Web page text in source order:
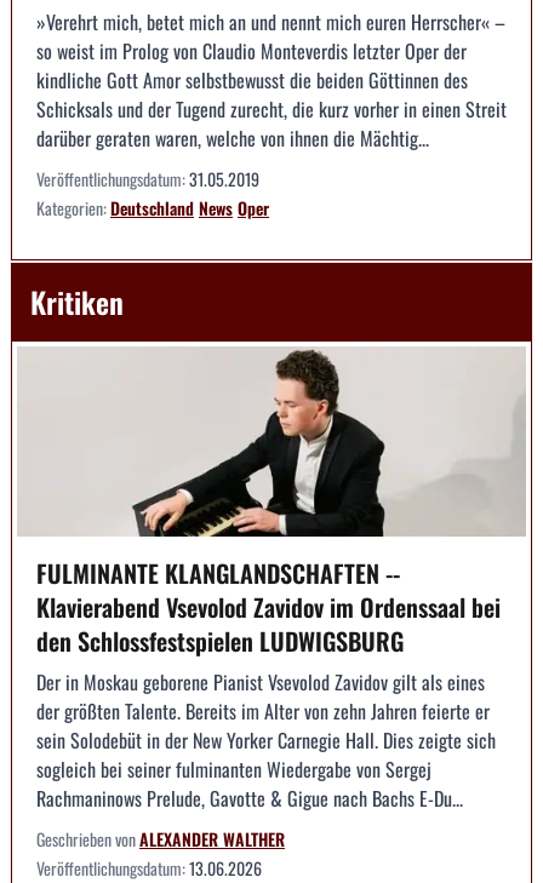
»Verehrt mich, betet mich an und nennt mich euren Herrscher« –
so weist im Prolog von Claudio Monteverdis letzter Oper der
kindliche Gott Amor selbstbewusst die beiden Göttinnen des
Schicksals und der Tugend zurecht, die kurz vorher in einen Streit
darüber geraten waren, welche von ihnen die Mächtig...
Veröffentlichungsdatum:31.05.2019
Kategorien:DeutschlandNewsOper
Kritiken
FULMINANTE KLANGLANDSCHAFTEN --
Klavierabend Vsevolod Zavidov im Ordenssaal bei
den Schlossfestspielen LUDWIGSBURG
Der in Moskau geborene Pianist Vsevolod Zavidov gilt als eines
der größten Talente. Bereits im Alter von zehn Jahren feierte er
sein Solodebüt in der New Yorker Carnegie Hall. Dies zeigte sich
sogleich bei seiner fulminanten Wiedergabe von Sergej
Rachmaninows Prelude, Gavotte & Gigue nach Bachs E-Du...
Geschrieben vonALEXANDER WALTHER
Veröffentlichungsdatum:13.06.2026